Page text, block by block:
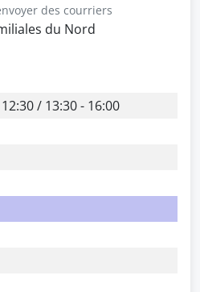
des courriers
du Nord
/ 13:30 - 16:00